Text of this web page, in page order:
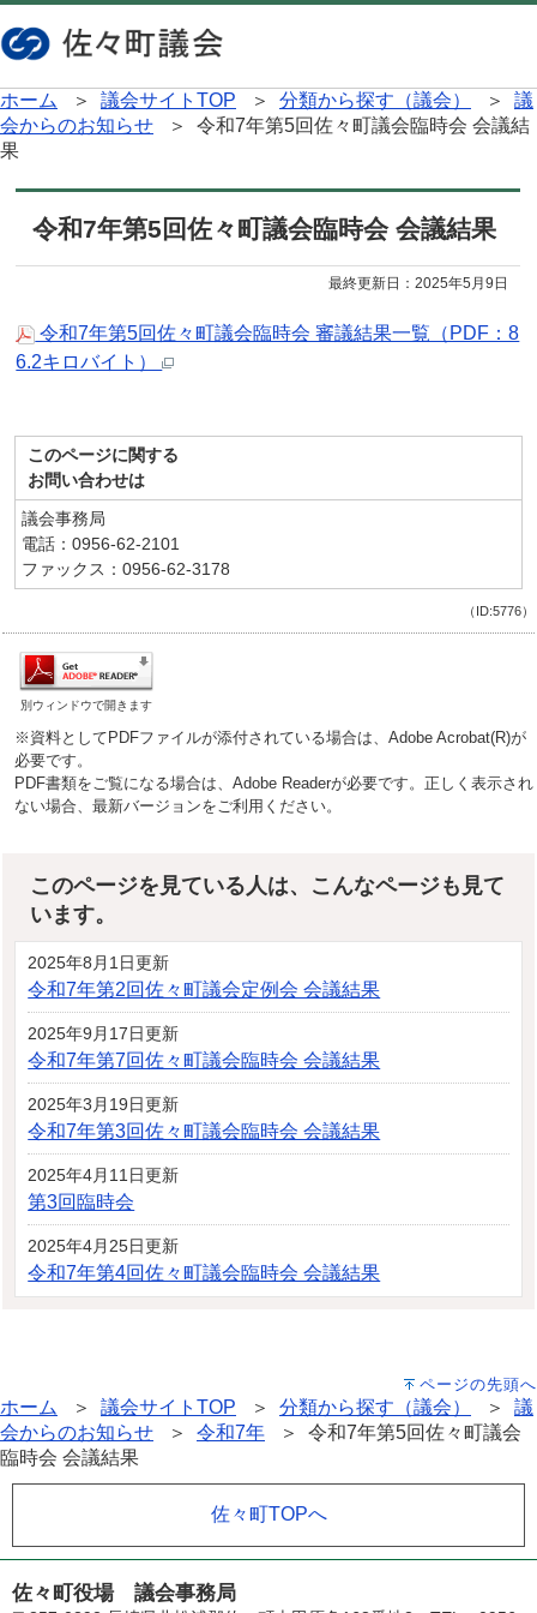
ホーム ＞ 議会サイトTOP ＞ 分類から探す（議会） ＞ 議
会からのお知らせ ＞ 令和7年第5回佐々町議会臨時会 会議結
果
令和7年第5回佐々町議会臨時会 会議結果
最終更新日：2025年5月9日
令和7年第5回佐々町議会臨時会 審議結果一覧（PDF：8
6.2キロバイト）
このページに関する
お問い合わせは
議会事務局
電話：0956-62-2101
ファックス：0956-62-3178
（ID:5776）
別ウィンドウで開きます
※資料としてPDFファイルが添付されている場合は、Adobe Acrobat(R)が
必要です。
PDF書類をご覧になる場合は、Adobe Readerが必要です。正しく表示され
ない場合、最新バージョンをご利用ください。
このページを見ている人は、こんなページも見て
います。
2025年8月1日更新
令和7年第2回佐々町議会定例会 会議結果
2025年9月17日更新
令和7年第7回佐々町議会臨時会 会議結果
2025年3月19日更新
令和7年第3回佐々町議会臨時会 会議結果
2025年4月11日更新
第3回臨時会
2025年4月25日更新
令和7年第4回佐々町議会臨時会 会議結果
ページの先頭へ
ホーム ＞ 議会サイトTOP ＞ 分類から探す（議会） ＞ 議
会からのお知らせ ＞ 令和7年 ＞ 令和7年第5回佐々町議会
臨時会 会議結果
佐々町TOPへ
佐々町役場 議会事務局